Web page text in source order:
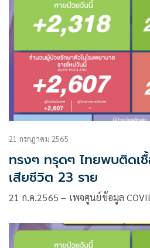
21 กรกฎาคม 2565
ทรงๆ ทรุดๆ ไทยพบติดเ
เสียชีวิต 23 ราย
21 ก.ค.2565 – เพจศูนย์ข้อมูล